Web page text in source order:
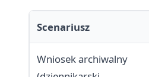
Scenariusz
Wniosek archiwalny